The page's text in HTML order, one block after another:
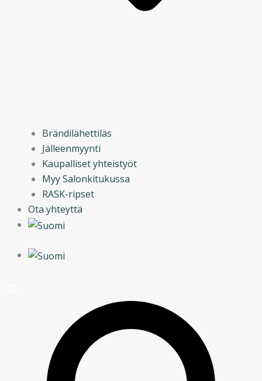
Brändilähettiläs
Jälleenmyynti
Kaupalliset yhteistyöt
Myy Salonkitukussa
RASK-ripset
Ota yhteyttä